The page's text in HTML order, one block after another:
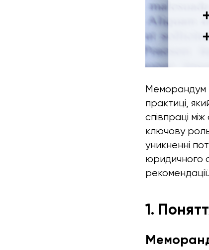
Меморандум
практиці,
співпраці
ключову роль
уникненні
юридичного
рекомендації.
1.